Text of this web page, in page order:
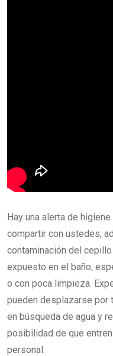
Hay una alerta de
compartir con ustedes;
contaminación del
expuesto en el baño,
o con poca limpieza.
pueden desplazarse por
en búsqueda de agua y
posibilidad de que
personal.